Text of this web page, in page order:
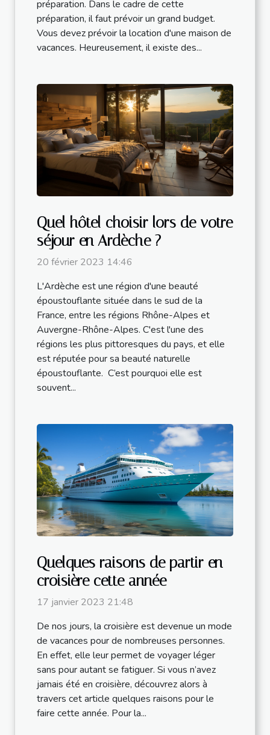
préparation. Dans le cadre de cette
préparation, il faut prévoir un grand budget.
Vous devez prévoir la location d'une maison de
vacances. Heureusement, il existe des...
Quel hôtel choisir lors de votre
séjour en Ardèche ?
20 février 2023 14:46
L'Ardèche est une région d'une beauté
époustouflante située dans le sud de la
France, entre les régions Rhône-Alpes et
Auvergne-Rhône-Alpes. C'est l'une des
régions les plus pittoresques du pays, et elle
est réputée pour sa beauté naturelle
époustouflante. C’est pourquoi elle est
souvent...
Quelques raisons de partir en
croisière cette année
17 janvier 2023 21:48
De nos jours, la croisière est devenue un mode
de vacances pour de nombreuses personnes.
En effet, elle leur permet de voyager léger
sans pour autant se fatiguer. Si vous n’avez
jamais été en croisière, découvrez alors à
travers cet article quelques raisons pour le
faire cette année. Pour la...